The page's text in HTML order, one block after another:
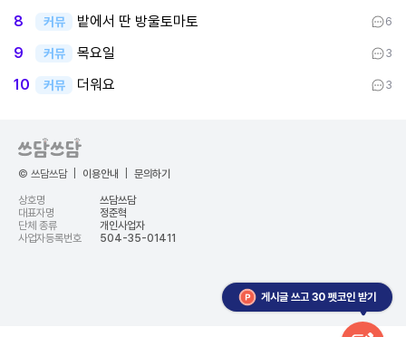
8 커뮤 밭에서 딴 방울토마토 6
9 커뮤 목요일 3
10 커뮤 더워요 3
게시글 쓰고 30 펫코인 받기
© 쓰담쓰담 이용안내 문의하기
상호명
쓰담쓰담
대표자명
정준혁
단체 종류
개인사업자
사업자등록번호
504-35-01411